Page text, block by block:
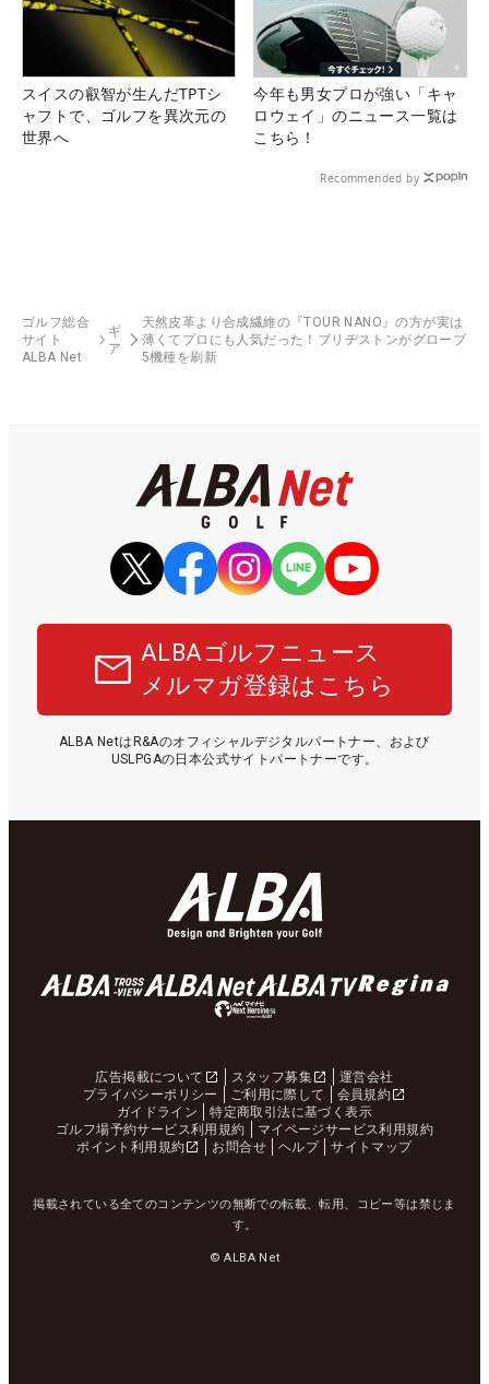
スイスの叡智が生んだTPTシ
ャフトで、ゴルフを異次元の
世界へ
今年も男女プロが強い「キャ
ロウェイ」のニュース一覧は
こちら！
Recommended by
ゴルフ総合
サイト
ALBA Net
ギ
ア
天然皮革より合成繊維の『TOUR NANO』の方が実は
薄くてプロにも人気だった！ブリヂストンがグローブ
5機種を刷新
ALBAゴルフニュース
メルマガ登録はこちら
ALBA NetはR&Aのオフィシャルデジタルパートナー、および
USLPGAの日本公式サイトパートナーです。
広告掲載について スタッフ募集
運営会社
プライバシーポリシー
ご利用に際して
会員規約
ガイドライン
特定商取引法に基づく表示
ゴルフ場予約サービス利用規約
マイページサービス利用規約
ポイント利用規約
お問合せ ヘルプ サイトマップ
掲載されている全てのコンテンツの無断での転載、転用、コピー等は禁じま
す。
© ALBA Net